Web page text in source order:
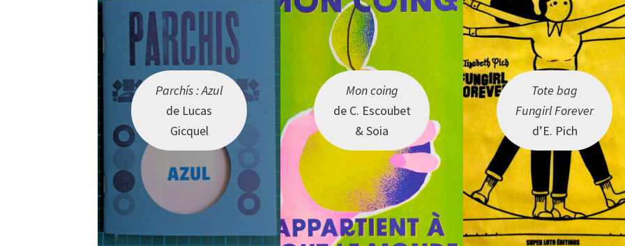
Parchís : Azul
de Lucas
Gicquel
Mon coing
de C. Escoubet
& Soia
Tote bag
Fungirl Forever
d’E. Pich